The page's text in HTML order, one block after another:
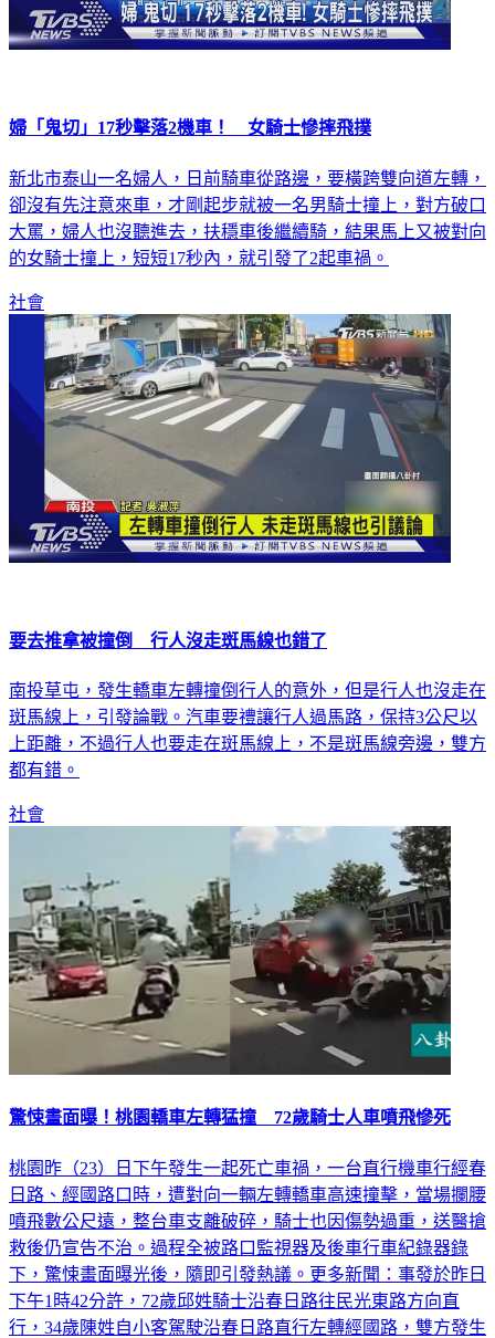
婦「鬼切」17秒擊落2機車！ 女騎士慘摔飛撲
新北市泰山一名婦人，日前騎車從路邊，要橫跨雙向道左轉，
卻沒有先注意來車，才剛起步就被一名男騎士撞上，對方破口
大罵，婦人也沒聽進去，扶穩車後繼續騎，結果馬上又被對向
的女騎士撞上，短短17秒內，就引發了2起車禍。
社會
要去推拿被撞倒 行人沒走斑馬線也錯了
南投草屯，發生轎車左轉撞倒行人的意外，但是行人也沒走在
斑馬線上，引發論戰。汽車要禮讓行人過馬路，保持3公尺以
上距離，不過行人也要走在斑馬線上，不是斑馬線旁邊，雙方
都有錯。
社會
驚悚畫面曝！桃園轎車左轉猛撞 72歲騎士人車噴飛慘死
桃園昨（23）日下午發生一起死亡車禍，一台直行機車行經春
日路、經國路口時，遭對向一輛左轉轎車高速撞擊，當場攔腰
噴飛數公尺遠，整台車支離破碎，騎士也因傷勢過重，送醫搶
救後仍宣告不治。過程全被路口監視器及後車行車紀錄器錄
下，驚悚畫面曝光後，隨即引發熱議。更多新聞：事發於昨日
下午1時42分許，72歲邱姓騎士沿春日路往民光東路方向直
行，34歲陳姓自小客駕駛沿春日路直行左轉經國路，雙方發生